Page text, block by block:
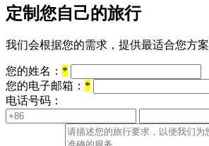
定制您自己的旅行
我们会根据您的需求，提供最适合您方案
您的姓名： *
您的电子邮箱： *
电话号码：